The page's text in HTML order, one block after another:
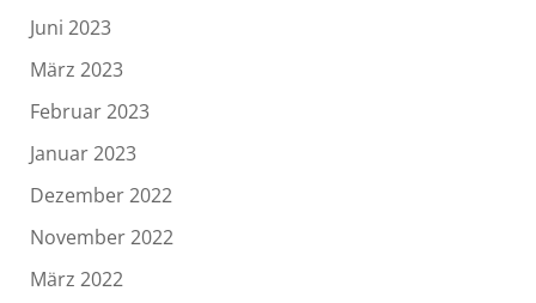
Juni 2023
März 2023
Februar 2023
Januar 2023
Dezember 2022
November 2022
März 2022